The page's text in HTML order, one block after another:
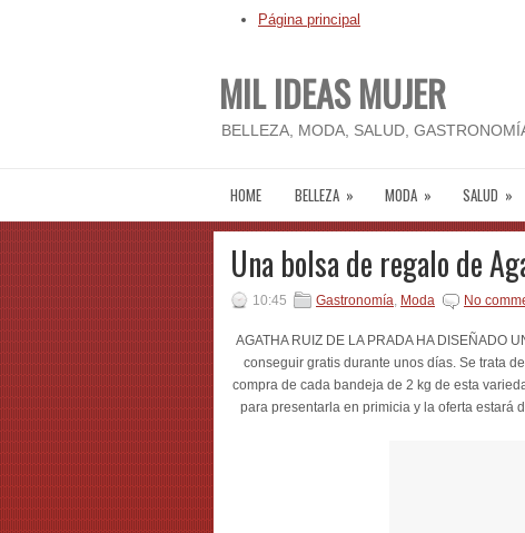
Página principal
MIL IDEAS MUJER
BELLEZA, MODA, SALUD,
HOME BELLEZA » MODA » SALUD »
Una bolsa de regalo de
10:45 Gastronomía, Moda No
AGATHA RUIZ DE LA PRADA HA DISEÑADO
conseguir gratis durante unos días. Se trata
compra de cada bandeja de 2 kg de esta
para presentarla en primicia y la oferta estará